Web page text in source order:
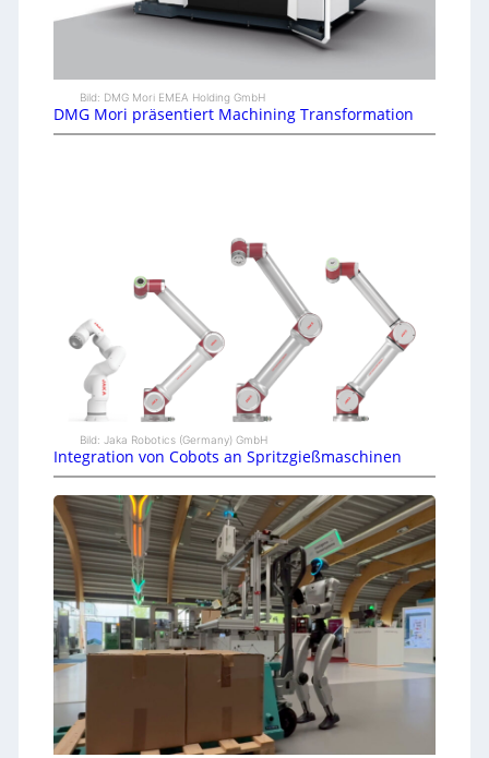
Bild: DMG Mori EMEA Holding GmbH
DMG Mori präsentiert Machining Transformation
Bild: Jaka Robotics (Germany) GmbH
Integration von Cobots an Spritzgießmaschinen